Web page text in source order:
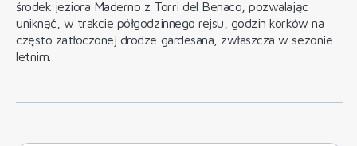
środek jeziora Maderno z Torri del Benaco, pozwalając
uniknąć, w trakcie półgodzinnego rejsu, godzin korków na
często zatłoczonej drodze gardesana, zwłaszcza w sezonie
letnim.